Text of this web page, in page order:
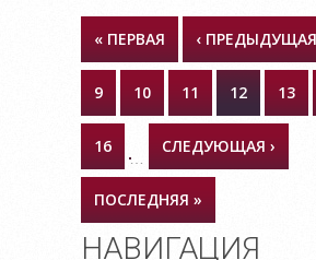
НАВИГАЦИЯ
СТРАНИЦЫ
« ПЕРВАЯ ‹ ПРЕДЫДУЩАЯ
9 10 11 12 13
16
…
СЛЕДУЮЩАЯ ›
ПОСЛЕДНЯЯ »